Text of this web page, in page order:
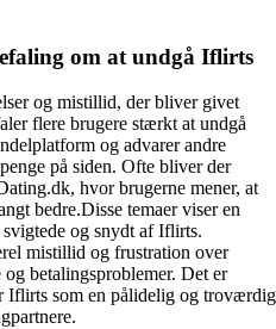
om at undgå Iflirts
og mistillid, der bliver givet
flere brugere stærkt at undgå
og advarer andre
på siden. Ofte bliver der
hvor brugerne mener, at
bedre.Disse temaer viser en
og snydt af Iflirts.
mistillid og frustration over
betalingsproblemer. Det er
Iflirts som en pålidelig og troværdig